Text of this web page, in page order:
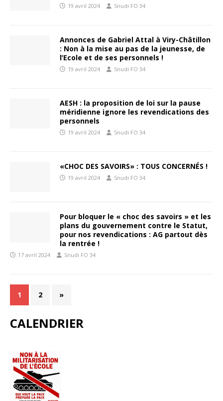
19 avril 2024 Snudi FO 34
Annonces de Gabriel Attal à Viry-Châtillon
: Non à la mise au pas de la jeunesse, de
l’Ecole et de ses personnels !
19 avril 2024 Snudi FO 34
AESH : la proposition de loi sur la pause
méridienne ignore les revendications des
personnels
19 avril 2024 Snudi FO 34
«CHOC DES SAVOIRS» : TOUS CONCERNÉS !
19 avril 2024 Snudi FO 34
Pour bloquer le « choc des savoirs » et les
plans du gouvernement contre le Statut,
pour nos revendications : AG partout dès
la rentrée !
17 avril 2024 Snudi FO 34
1 2 »
CALENDRIER